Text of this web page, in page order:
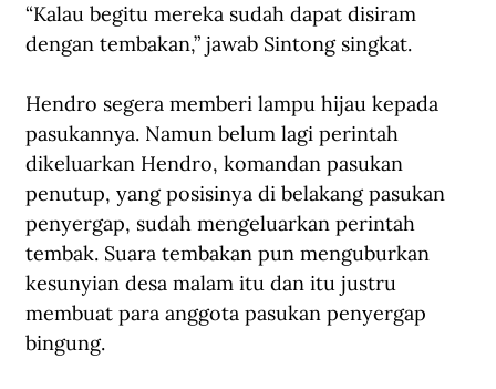
“Kalau begitu mereka sudah dapat disiram
dengan tembakan,” jawab Sintong singkat.
Hendro segera memberi lampu hijau kepada
pasukannya. Namun belum lagi perintah
dikeluarkan Hendro, komandan pasukan
penutup, yang posisinya di belakang pasukan
penyergap, sudah mengeluarkan perintah
tembak. Suara tembakan pun menguburkan
kesunyian desa malam itu dan itu justru
membuat para anggota pasukan penyergap
bingung.